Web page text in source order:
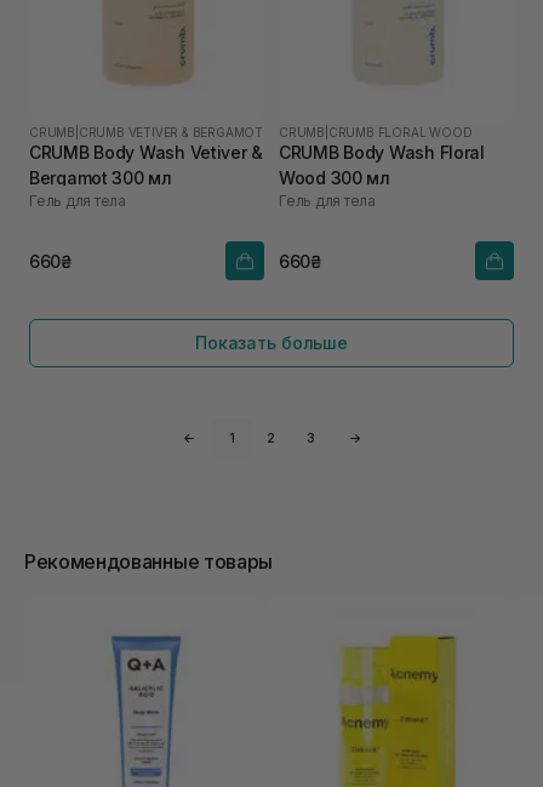
CRUMB CRUMB VETIVER & BERGAMOT
CRUMB Body Wash Vetiver &
Bergamot 300 мл
Гель для тела
660₴
CRUMB CRUMB FLORAL WOOD
CRUMB Body Wash Floral
Wood 300 мл
Гель для тела
660₴
Показать больше
← 1 2 3 →
Рекомендованные товары